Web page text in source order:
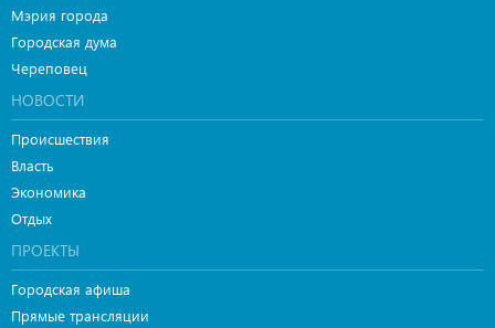
Мэрия города
Городская дума
Череповец
НОВОСТИ
Происшествия
Власть
Экономика
Отдых
ПРОЕКТЫ
Городская афиша
Прямые трансляции